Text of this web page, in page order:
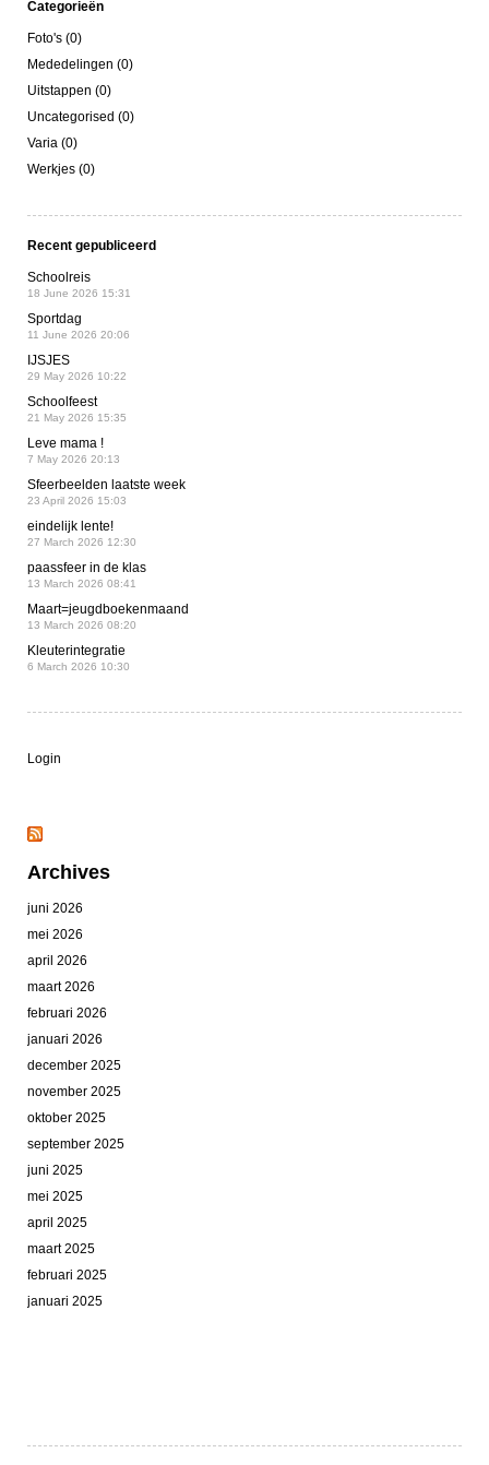
Categorieën
Foto's (0)
Mededelingen (0)
Uitstappen (0)
Uncategorised (0)
Varia (0)
Werkjes (0)
Recent gepubliceerd
Schoolreis
18 June 2026 15:31
Sportdag
11 June 2026 20:06
IJSJES
29 May 2026 10:22
Schoolfeest
21 May 2026 15:35
Leve mama !
7 May 2026 20:13
Sfeerbeelden laatste week
23 April 2026 15:03
eindelijk lente!
27 March 2026 12:30
paassfeer in de klas
13 March 2026 08:41
Maart=jeugdboekenmaand
13 March 2026 08:20
Kleuterintegratie
6 March 2026 10:30
Login
Archives
juni 2026
mei 2026
april 2026
maart 2026
februari 2026
januari 2026
december 2025
november 2025
oktober 2025
september 2025
juni 2025
mei 2025
april 2025
maart 2025
februari 2025
januari 2025